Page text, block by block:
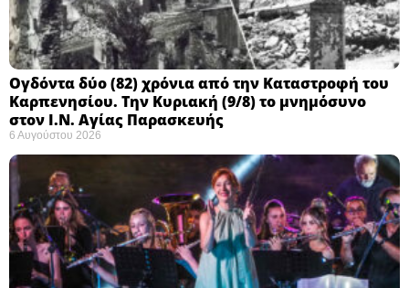
Ογδόντα δύο (82) χρόνια από την Καταστροφή του
Καρπενησίου. Την Κυριακή (9/8) το μνημόσυνο
στον Ι.Ν. Αγίας Παρασκευής
6 Αυγούστου 2026